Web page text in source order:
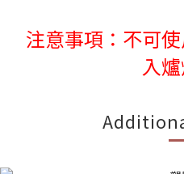
注意事項：不可
入